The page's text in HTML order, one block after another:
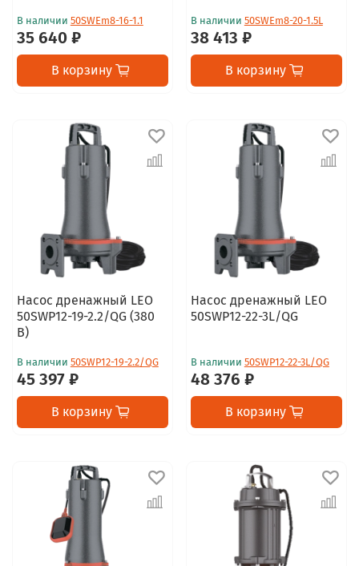
В наличии 50SWEm8-16-1.1
35 640 ₽
В корзину
В наличии 50SWEm8-20-1.5L
38 413 ₽
В корзину
Насос дренажный LEO
50SWP12-19-2.2/QG (380
В)
В наличии 50SWP12-19-2.2/QG
45 397 ₽
В корзину
Насос дренажный LEO
50SWP12-22-3L/QG
В наличии 50SWP12-22-3L/QG
48 376 ₽
В корзину